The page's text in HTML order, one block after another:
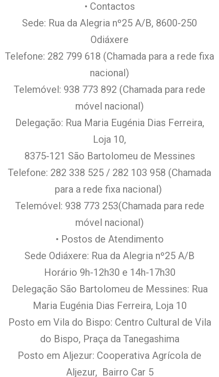
• Contactos
Sede: Rua da Alegria nº25 A/B, 8600-250
Odiáxere
Telefone: 282 799 618 (Chamada para a rede fixa
nacional)
Telemóvel: 938 773 892 (Chamada para rede
móvel nacional)
Delegação: Rua Maria Eugénia Dias Ferreira,
Loja 10,
8375-121 São Bartolomeu de Messines
Telefone: 282 338 525 / 282 103 958 (Chamada
para a rede fixa nacional)
Telemóvel: 938 773 253(Chamada para rede
móvel nacional)
• Postos de Atendimento
Sede Odiáxere: Rua da Alegria nº25 A/B
Horário 9h-12h30 e 14h-17h30
Delegação São Bartolomeu de Messines: Rua
Maria Eugénia Dias Ferreira, Loja 10
Posto em Vila do Bispo: Centro Cultural de Vila
do Bispo, Praça da Tanegashima
Posto em Aljezur: Cooperativa Agrícola de
Aljezur, Bairro Car 5